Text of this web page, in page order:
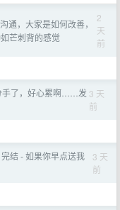
通，大家是如何改善，
芒刺背的感觉
2
天
前
手了，好心累啊……发 3 天
前
结 - 如果你早点送我
3 天
前